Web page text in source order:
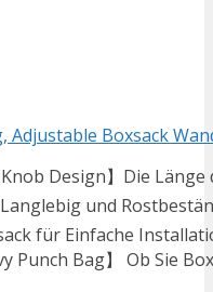
Adjustable Boxsack
Design】Die
und
für Einfache
Punch Bag】 Ob Sie